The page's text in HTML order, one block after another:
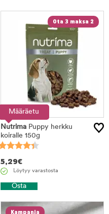
Ota 3 maksa 2
Määräetu
Nutrima Puppy herkku
koiralle 150g
5,29€
Löytyy varastosta
Osta
Kampanja